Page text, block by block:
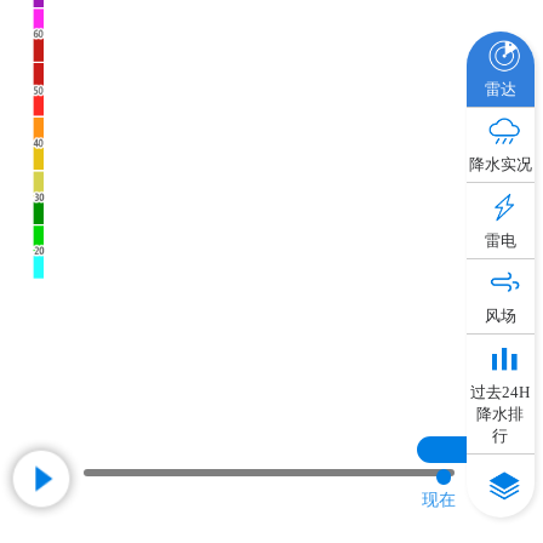
现在
雷达
降水实况
雷电
风场
过去24H
降水排
行